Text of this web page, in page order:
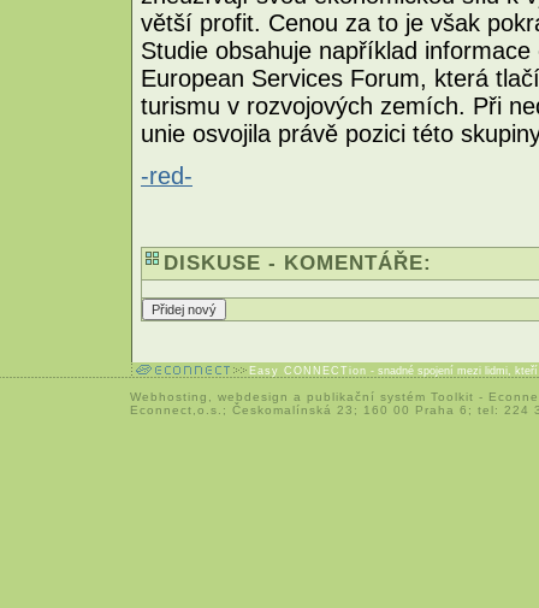
větší profit. Cenou za to je však
Studie obsahuje například
European Services Forum, která
turismu v rozvojových zemích. Při
unie osvojila právě pozici této
-red-
DISKUSE - KOMENTÁŘE:
Easy CONNECTion - snadné spojení mezi lidmi,
Webhosting webdesign a publikační systém Toolkit -
Econnect,o.s.; Českomalínská 23; 160 00 Praha 6; tel: 224